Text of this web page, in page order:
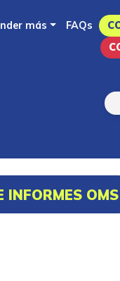
más FAQs
INFORMES OMS